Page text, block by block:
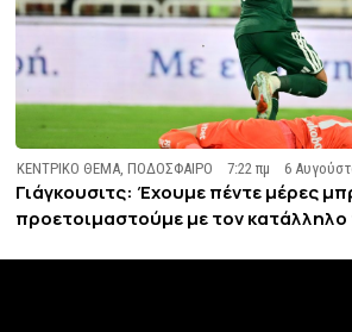
ΚΕΝΤΡΙΚΟ ΘΕΜΑ ,ΠΟΔΟΣΦΑΙΡΟ 7:22 πμ 6
Γιάγκουσιτς: Έχουμε πέντε μέρες
προετοιμαστούμε με τον